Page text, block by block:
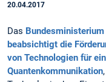
20.04.2017
Das
beabsichtigt die
von Technologien für
Quantenkommunikation